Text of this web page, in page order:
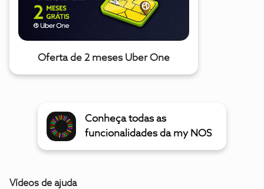
Oferta de 2 meses Uber One
Conheça todas as
funcionalidades da my NOS
Vídeos de ajuda